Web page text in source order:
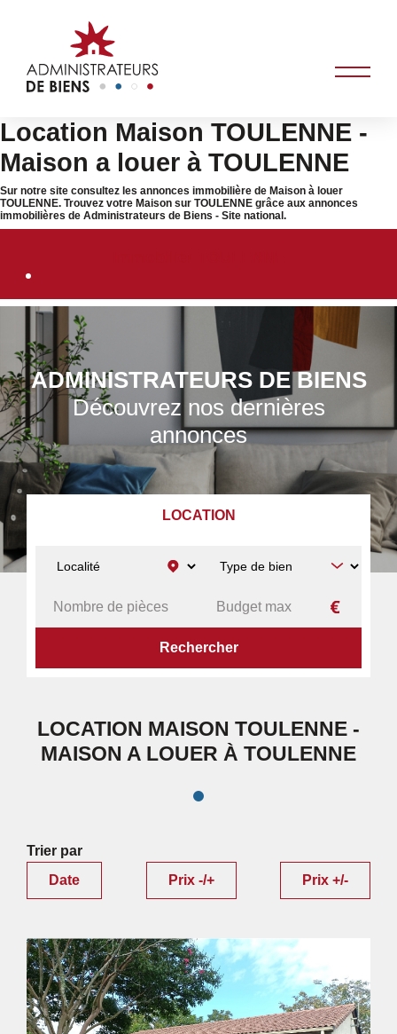
Location Maison TOULENNE -
Maison a louer à TOULENNE
Sur notre site consultez les annonces immobilière de Maison à louer
TOULENNE. Trouvez votre Maison sur TOULENNE grâce aux annonces
immobilières de Administrateurs de Biens - Site national.
ADMINISTRATEURS DE BIENS
Découvrez nos dernières
annonces
LOCATION
MAISON TOULENNE
LOCATION MAISON TOULENNE -
MAISON A LOUER À TOULENNE
Trier par
Date
Prix -/+ Prix +/-